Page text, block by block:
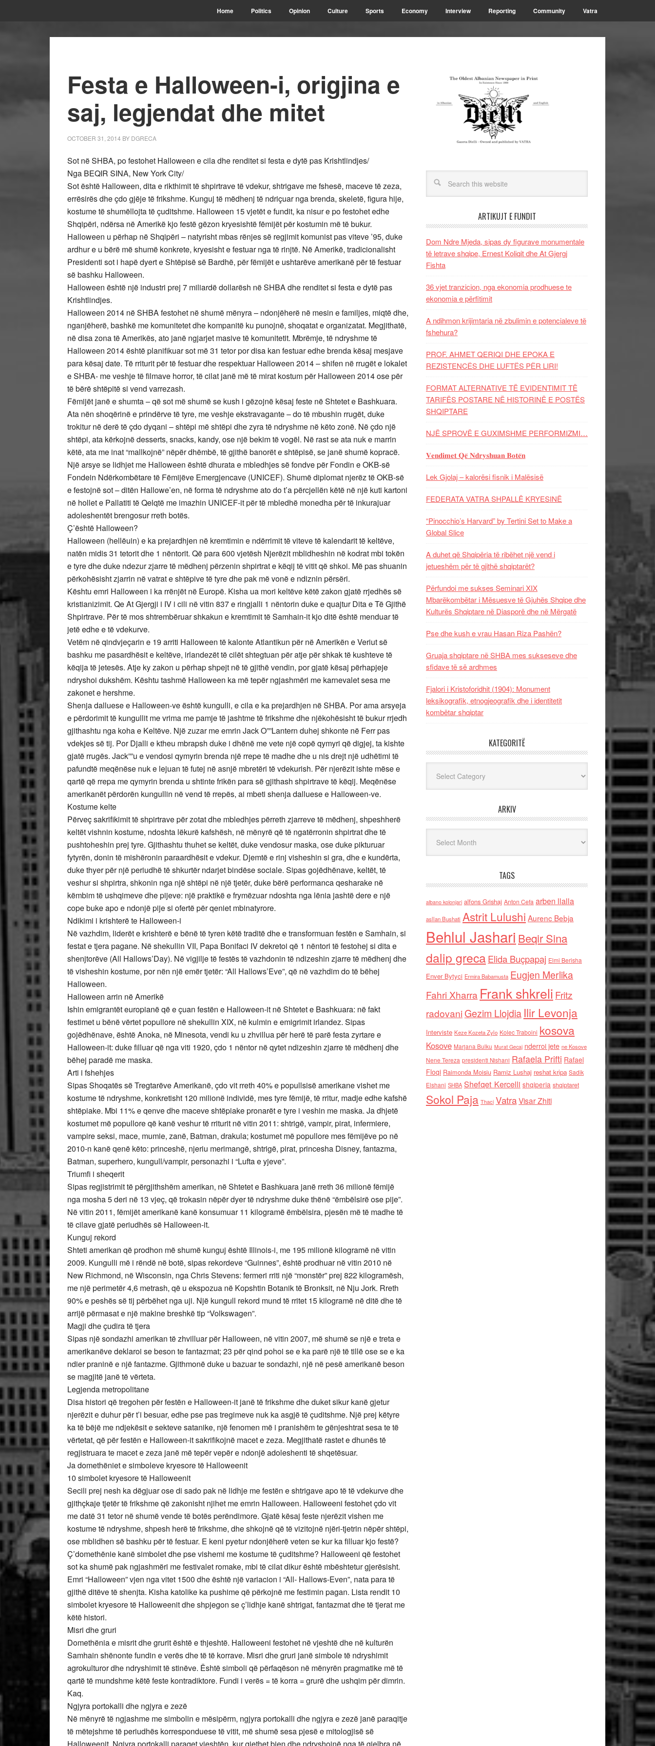
Home Politics Opinion Culture Sports Economy Interview Reporting Community Vatra
Festa e Halloween-i, origjina e
saj, legjendat dhe mitet
OCTOBER 31, 2014 BY DGRECA
Sot në SHBA, po festohet Halloween e cila dhe renditet si festa e dytë pas Krishtlindjes/
Nga BEQIR SINA, New York City/
Sot është Halloween, dita e rikthimit të shpirtrave të vdekur, shtrigave me fshesë, maceve të zeza,
errësirës dhe çdo gjëje të frikshme. Kunguj të mëdhenj të ndriçuar nga brenda, skeletë, figura hije,
kostume të shumëllojta të çuditshme. Halloween 15 vjetët e fundit, ka nisur e po festohet edhe
Shqipëri, ndërsa në Amerikë kjo festë gëzon kryesishtë fëmijët për kostumin më të bukur.
Halloween u përhap në Shqipëri – natyrisht mbas rënjes së regjimit komunist pas viteve ’95, duke
ardhur e u bërë më shumë konkrete, kryesisht e festuar nga të rinjtë. Në Amerikë, tradicionalisht
Presidenti sot i hapë dyert e Shtëpisë së Bardhë, për fëmijët e ushtarëve amerikanë për të festuar
së bashku Halloween.
Halloween është një industri prej 7 miliardë dollarësh në SHBA dhe renditet si festa e dytë pas
Krishtlindjes.
Halloween 2014 në SHBA festohet në shumë mënyra – ndonjëherë në mesin e familjes, miqtë dhe,
nganjëherë, bashkë me komunitetet dhe kompanitë ku punojnë, shoqatat e organizatat. Megjithatë,
në disa zona të Amerikës, ato janë ngjarjet masive të komunitetit. Mbrëmje, të ndryshme të
Halloween 2014 është planifikuar sot më 31 tetor por disa kan festuar edhe brenda kësaj mesjave
para kësaj date. Të rriturit për të festuar dhe respektuar Halloween 2014 – shifen në rrugët e lokalet
e SHBA- me veshje të filmave horror, të cilat janë më të mirat kostum për Halloween 2014 ose për
të bërë shtëpitë si vend varrezash.
Fëmijët janë e shumta – që sot më shumë se kush i gëzojnë kësaj feste në Shtetet e Bashkuara.
Ata nën shoqërinë e prindërve të tyre, me veshje ekstravagante – do të mbushin rrugët, duke
trokitur në derë të çdo dyqani – shtëpi më shtëpi dhe zyra të ndryshme në këto zonë. Në çdo një
shtëpi, ata kërkojnë desserts, snacks, kandy, ose një bekim të vogël. Në rast se ata nuk e marrin
këtë, ata me inat “mallkojnë” nëpër dhëmbë, të gjithë banorët e shtëpisë, se janë shumë kopracë.
Një arsye se lidhjet me Halloween është dhurata e mbledhjes së fondve për Fondin e OKB-së
Fondein Ndërkombëtare të Fëmijëve Emergjencave (UNICEF). Shumë diplomat njerëz të OKB-së
e festojnë sot – ditën Hallowe’en, në forma të ndryshme ato do t’a përcjellën këtë në një kuti kartoni
në hollet e Pallatiti të Qelqtë me imazhin UNICEF-it për të mbledhë monedha për të inkurajuar
adoleshentët brengosur rreth botës.
Ç’është Halloween?
Halloween (hellëuin) e ka prejardhjen në kremtimin e ndërrimit të viteve të kalendarit të keltëve,
natën midis 31 tetorit dhe 1 nëntorit. Që para 600 vjetësh Njerëzit mblidheshin në kodrat mbi tokën
e tyre dhe duke ndezur zjarre të mëdhenj përzenin shpirtrat e këqij të vitit që shkoi. Më pas shuanin
përkohësisht zjarrin në vatrat e shtëpive të tyre dhe pak më vonë e ndiznin përsëri.
Kështu emri Halloween i ka rrënjët në Europë. Kisha ua mori keltëve këtë zakon gjatë rrjedhës së
kristianizimit. Qe At Gjergji i IV i cili në vitin 837 e ringjalli 1 nëntorin duke e quajtur Dita e Të Gjithë
Shpirtrave. Për të mos shtrembëruar shkakun e kremtimit të Samhain-it kjo ditë është menduar të
jetë edhe e të vdekurve.
Vetëm në qindvjeçarin e 19 arriti Halloween të kalonte Atlantikun për në Amerikën e Veriut së
bashku me pasardhësit e keltëve, irlandezët të cilët shtegtuan për atje për shkak të kushteve të
këqija të jetesës. Atje ky zakon u përhap shpejt në të gjithë vendin, por gjatë kësaj përhapjeje
ndryshoi dukshëm. Kështu tashmë Halloween ka më tepër ngjashmëri me karnevalet sesa me
zakonet e hershme.
Shenja dalluese e Halloween-ve është kungulli, e cila e ka prejardhjen në SHBA. Por ama arsyeja
e përdorimit të kungullit me vrima me pamje të jashtme të frikshme dhe njëkohësisht të bukur rrjedh
gjithashtu nga koha e Keltëve. Një zuzar me emrin Jack O””Lantern duhej shkonte në Ferr pas
vdekjes së tij. Por Djalli e ktheu mbrapsh duke i dhënë me vete një copë qymyri që digjej, ta kishte
gjatë rrugës. Jack””u e vendosi qymyrin brenda një rrepe të madhe dhe u nis drejt një udhëtimi të
pafundtë meqënëse nuk e lejuan të futej në asnjë mbretëri të vdekurish. Për njerëzit ishte mëse e
qartë që rrepa me qymyrin brenda u shtinte frikën para së gjithash shpirtrave të këqij. Meqënëse
amerikanët përdorën kungullin në vend të rrepës, ai mbeti shenja dalluese e Halloween-ve.
Kostume kelte
Përveç sakrifikimit të shpirtrave për zotat dhe mbledhjes përreth zjarreve të mëdhenj, shpeshherë
keltët vishnin kostume, ndoshta lëkurë kafshësh, në mënyrë që të ngatërronin shpirtrat dhe të
pushtoheshin prej tyre. Gjithashtu thuhet se keltët, duke vendosur maska, ose duke pikturuar
fytyrën, donin të mishëronin paraardhësit e vdekur. Djemtë e rinj visheshin si gra, dhe e kundërta,
duke thyer për një periudhë të shkurtër ndarjet bindëse sociale. Sipas gojëdhënave, keltët, të
veshur si shpirtra, shkonin nga një shtëpi në një tjetër, duke bërë performanca qesharake në
këmbim të ushqimeve dhe pijeve: një praktikë e frymëzuar ndoshta nga lënia jashtë dere e një
cope buke apo e ndonjë pije si ofertë për qeniet mbinatyrore.
Ndikimi i krishterë te Halloween-i
Në vazhdim, liderët e krishterë e bënë të tyren këtë traditë dhe e transformuan festën e Samhain, si
festat e tjera pagane. Në shekullin VII, Papa Bonifaci IV dekretoi që 1 nëntori të festohej si dita e
shenjtorëve (All Hallows’Day). Në vigjilje të festës të vazhdonin të ndizeshin zjarre të mëdhenj dhe
të visheshin kostume, por nën një emër tjetër: “All Hallows’Eve”, që në vazhdim do të bëhej
Halloween.
Halloween arrin në Amerikë
Ishin emigrantët europianë që e çuan festën e Halloween-it në Shtetet e Bashkuara: në fakt
festimet u bënë vërtet popullore në shekullin XIX, në kulmin e emigrimit irlandez. Sipas
gojëdhënave, është Anoka, në Minesota, vendi ku u zhvillua për herë të parë festa zyrtare e
Halloween-it: duke filluar që nga viti 1920, çdo 1 nëntor në qytet ndizeshin zjarre të mëdhenj dhe
bëhej paradë me maska.
Arti i fshehjes
Sipas Shoqatës së Tregtarëve Amerikanë, çdo vit rreth 40% e popullsisë amerikane vishet me
kostume të ndryshme, konkretisht 120 milionë individë, mes tyre fëmijë, të rritur, madje edhe kafshë
shtëpiake. Mbi 11% e qenve dhe maceve shtëpiake pronarët e tyre i veshin me maska. Ja dhjetë
kostumet më popullore që kanë veshur të rriturit në vitin 2011: shtrigë, vampir, pirat, infermiere,
vampire seksi, mace, mumie, zanë, Batman, drakula; kostumet më popullore mes fëmijëve po në
2010-n kanë qenë këto: princeshë, njeriu merimangë, shtrigë, pirat, princesha Disney, fantazma,
Batman, superhero, kungull/vampir, personazhi i “Lufta e yjeve”.
Triumfi i sheqerit
Sipas regjistrimit të përgjithshëm amerikan, në Shtetet e Bashkuara janë rreth 36 milionë fëmijë
nga mosha 5 deri në 13 vjeç, që trokasin nëpër dyer të ndryshme duke thënë “ëmbëlsirë ose pije”.
Në vitin 2011, fëmijët amerikanë kanë konsumuar 11 kilogramë ëmbëlsira, pjesën më të madhe të
të cilave gjatë periudhës së Halloween-it.
Kunguj rekord
Shteti amerikan që prodhon më shumë kunguj është Illinois-i, me 195 milionë kilogramë në vitin
2009. Kungulli më i rëndë në botë, sipas rekordeve “Guinnes”, është prodhuar në vitin 2010 në
New Richmond, në Wisconsin, nga Chris Stevens: fermeri rriti një “monstër” prej 822 kilogramësh,
me një perimetër 4,6 metrash, që u ekspozua në Kopshtin Botanik të Bronksit, në Nju Jork. Rreth
90% e peshës së tij përbëhet nga uji. Një kungull rekord mund të rritet 15 kilogramë në ditë dhe të
arrijë përmasat e një makine breshkë tip “Volkswagen”.
Magji dhe çudira të tjera
Sipas një sondazhi amerikan të zhvilluar për Halloween, në vitin 2007, më shumë se një e treta e
amerikanëve deklaroi se beson te fantazmat; 23 për qind pohoi se e ka parë një të tillë ose se e ka
ndier praninë e një fantazme. Gjithmonë duke u bazuar te sondazhi, një në pesë amerikanë beson
se magjitë janë të vërteta.
Legjenda metropolitane
Disa histori që tregohen për festën e Halloween-it janë të frikshme dhe duket sikur kanë gjetur
njerëzit e duhur për t’i besuar, edhe pse pas tregimeve nuk ka asgjë të çuditshme. Një prej këtyre
ka të bëjë me ndjekësit e sekteve satanike, një fenomen më i pranishëm te gënjeshtrat sesa te të
vërtetat, që për festën e Halloween-it sakrifikojnë macet e zeza. Megjithatë rastet e dhunës të
regjistruara te macet e zeza janë më tepër vepër e ndonjë adoleshenti të shqetësuar.
Ja domethëniet e simboleve kryesore të Halloweenit
10 simbolet kryesore të Halloweenit
Secili prej nesh ka dëgjuar ose di sado pak në lidhje me festën e shtrigave apo të të vdekurve dhe
gjithçkaje tjetër të frikshme që zakonisht njihet me emrin Halloween. Halloweeni festohet çdo vit
me datë 31 tetor në shumë vende të botës perëndimore. Gjatë kësaj feste njerëzit vishen me
kostume të ndryshme, shpesh herë të frikshme, dhe shkojnë që të vizitojnë njëri-tjetrin nëpër shtëpi,
ose mblidhen së bashku për të festuar. E keni pyetur ndonjëherë veten se kur ka filluar kjo festë?
Ç’domethënie kanë simbolet dhe pse vishemi me kostume të çuditshme? Halloweeni që festohet
sot ka shumë pak ngjashmëri me festivalet romake, mbi të cilat dikur është mbështetur gjerësisht.
Emri “Halloween” vjen nga vitet 1500 dhe është një variacion i “All- Hallows-Even”, nata para të
gjithë ditëve të shenjta. Kisha katolike ka pushime që përkojnë me festimin pagan. Lista rendit 10
simbolet kryesore të Halloweenit dhe shpjegon se ç’lidhje kanë shtrigat, fantazmat dhe të tjerat me
këtë histori.
Misri dhe gruri
Domethënia e misrit dhe grurit është e thjeshtë. Halloweeni festohet në vjeshtë dhe në kulturën
Samhain shënonte fundin e verës dhe të të korrave. Misri dhe gruri janë simbole të ndryshimit
agrokulturor dhe ndryshimit të stinëve. Është simboli që përfaqëson në mënyrën pragmatike më të
qartë të mundshme këtë feste kontradiktore. Fundi i verës = të korra = grurë dhe ushqim për dimrin.
Kaq.
Ngjyra portokalli dhe ngjyra e zezë
Në mënyrë të ngjashme me simbolin e mësipërm, ngjyra portokalli dhe ngjyra e zezë janë paraqitje
të mëtejshme të periudhës korresponduese të vitit, më shumë sesa pjesë e mitologjisë së
ARTIKUJT E FUNDIT
Dom Ndre Mjeda, sipas dy figurave monumentale
të letrave shqipe, Ernest Koliqit dhe At Gjergj
Fishta
36 vjet tranzicion, nga ekonomia prodhuese te
ekonomia e përfitimit
A ndihmon krijimtaria në zbulimin e potencialeve të
fshehura?
PROF. AHMET QERIQI DHE EPOKA E
REZISTENCЁS DHE LUFTЁS PЁR LIRI!
FORMAT ALTERNATIVE TË EVIDENTIMIT TË
TARIFËS POSTARE NË HISTORINË E POSTËS
SHQIPTARE
NJË SPROVË E GUXIMSHME PERFORMIZMI…
𝐕𝐞𝐧𝐝𝐢𝐦𝐞𝐭 𝐐𝐞̈ 𝐍𝐝𝐫𝐲𝐬𝐡𝐮𝐚𝐧 𝐁𝐨𝐭𝐞̈𝐧
Lek Gjolaj – kalorësi fisnik i Malësisë
FEDERATA VATRA SHPALLË KRYESINË
“Pinocchio’s Harvard” by Tertini Set to Make a
Global Slice
A duhet që Shqipëria të ribëhet një vend i
jetueshëm për të gjithë shqiptarët?
Përfundoi me sukses Seminari XIX
Mbarëkombëtar i Mësuesve të Gjuhës Shqipe dhe
Kulturës Shqiptare në Diasporë dhe në Mërgatë
Pse dhe kush e vrau Hasan Riza Pashën?
Gruaja shqiptare në SHBA mes sukseseve dhe
sfidave të së ardhmes
Fjalori i Kristoforidhit (1904): Monument
leksikografik, etnogjeografik dhe i identitetit
kombëtar shqiptar
KATEGORITË
ARKIV
TAGS
albano kolonjari alfons Grishaj Anton Cefa arben llalla
asllan Bushati Astrit Lulushi Aurenc Bebja
Behlul Jashari Beqir Sina
dalip grecaElida Buçpapaj Elmi Berisha
Enver Bytyci Ermira Babamusta Eugjen Merlika
Fahri Xharra Frank shkreli Fritz
radovaniGezim Llojdia Ilir Levonja
Interviste Keze Kozeta Zylo Kolec Traboini kosova
Kosove Marjana Bulku Murat Gecaj nderroi jete ne Kosove
Nene Tereza presidenti Nishani Rafaela Prifti Rafael
Floqi Raimonda Moisiu Ramiz Lushaj reshat kripa Sadik
Elshani SHBA Shefqet Kercelli shqiperia shqiptaret
Sokol Paja Thaci VatraVisar Zhiti